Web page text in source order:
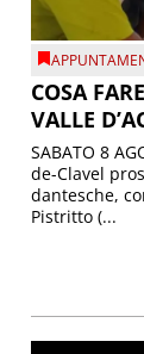
COSA
VALLE
SABATO 8
de-Clavel
dantesche,
Pistritto (...